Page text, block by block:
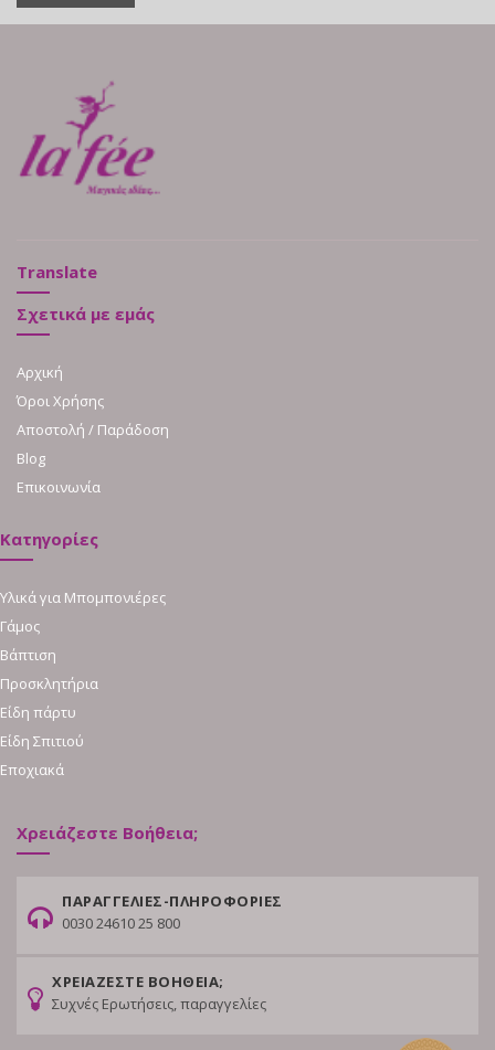
Translate
Σχετικά με εμάς
Αρχική
Όροι Χρήσης
Αποστολή / Παράδοση
Blog
Επικοινωνία
Κατηγορίες
Υλικά για Μπομπονιέρες
Γάμος
Βάπτιση
Προσκλητήρια
Είδη πάρτυ
Είδη Σπιτιού
Εποχιακά
Χρειάζεστε Βοήθεια;
ΠΑΡΑΓΓΕΛΙΕΣ-ΠΛΗΡΟΦΟΡΙΕΣ
0030 24610 25 800
ΧΡΕΙΑΖΕΣΤΕ ΒΟΗΘΕΙΑ;
Συχνές Ερωτήσεις, παραγγελίες